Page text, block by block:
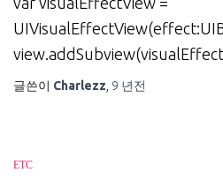
글쓴이 Charlezz 9 년전
ETC